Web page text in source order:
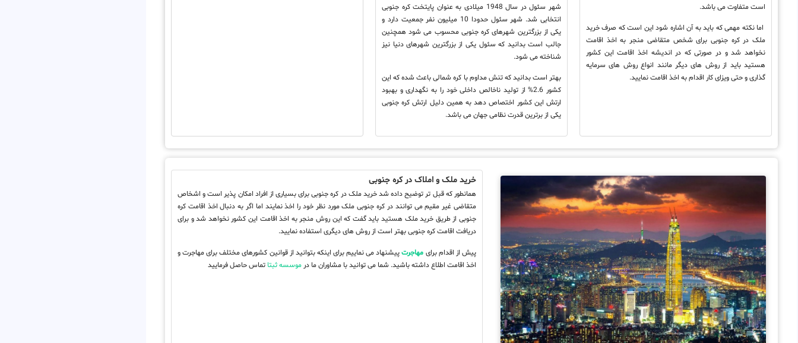
است متفاوت می باشد.
اما نکته مهمی که باید به آن اشاره شود این است که صرف خرید
ملک در کره جنوبی برای شخص متقاضی منجر به اخذ اقامت
نخواهد شد و در صورتی که در اندیشه اخذ اقامت این کشور
هستید باید از روش های دیگر مانند انواع روش های سرمایه
گذاری و حتی ویزای کار اقدام به اخذ اقامت نمایید.
شهر سئول در سال 1948 میلادی به عنوان پایتخت کره جنوبی
انتخابی شد. شهر سئول حدودا 10 میلیون نفر جمعیت دارد و
یکی از بزرگترین شهرهای کره جنوبی محسوب می شود همچنین
جالب است بدانید که سئول یکی از بزرگترین شهرهای دنیا نیز
شناخته می شود.
بهتر است بدانید که تنش مداوم با کره شمالی باعث شده که این
کشور 2.6% از تولید ناخالص داخلی خود را به نگهداری و بهبود
ارتش این کشور اختصاص دهد به همین دلیل ارتش کره جنوبی
یکی از برترین قدرت نظامی جهان می باشد.
خرید ملک و املاک در کره جنوبی
همانطور که قبل تر توضیح داده شد خرید ملک در کره جنوبی برای بسیاری از افراد امکان پذیر است و اشخاص
متقاضی غیر مقیم می توانند در کره جنوبی ملک مورد نظر خود را اخذ نمایند اما اگر به دنبال اخذ اقامت کره
جنوبی از طریق خرید ملک هستید باید گفت که این روش منجر به اخذ اقامت این کشور نخواهد شد و برای
دریافت اقامت کره جنوبی بهتر است از روش های دیگری استفاده نمایید.
پیش از اقدام برای مهاجرتپیشنهاد می نماییم برای اینکه بتوانید از قوانین کشورهای مختلف برای مهاجرت و
اخذ اقامت اطلاع داشته باشید. شما می توانید با مشاوران ما درموسسه ثبتا تماس حاصل فرمایید